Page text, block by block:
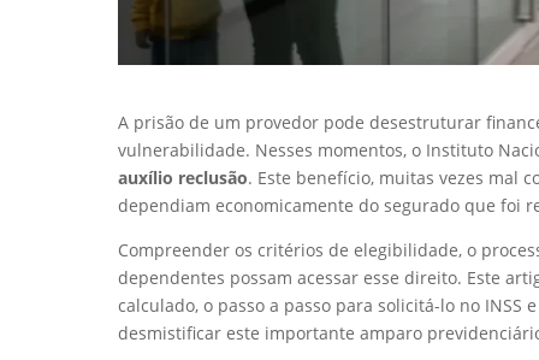
A prisão de um provedor pode desestruturar
vulnerabilidade. Nesses momentos, o Instituto
auxílio reclusão. Este benefício, muitas vezes mal
dependiam economicamente do segurado que foi
Compreender os critérios de elegibilidade, o
dependentes possam acessar esse direito. Este
calculado, o passo a passo para solicitá-lo no
desmistificar este importante amparo